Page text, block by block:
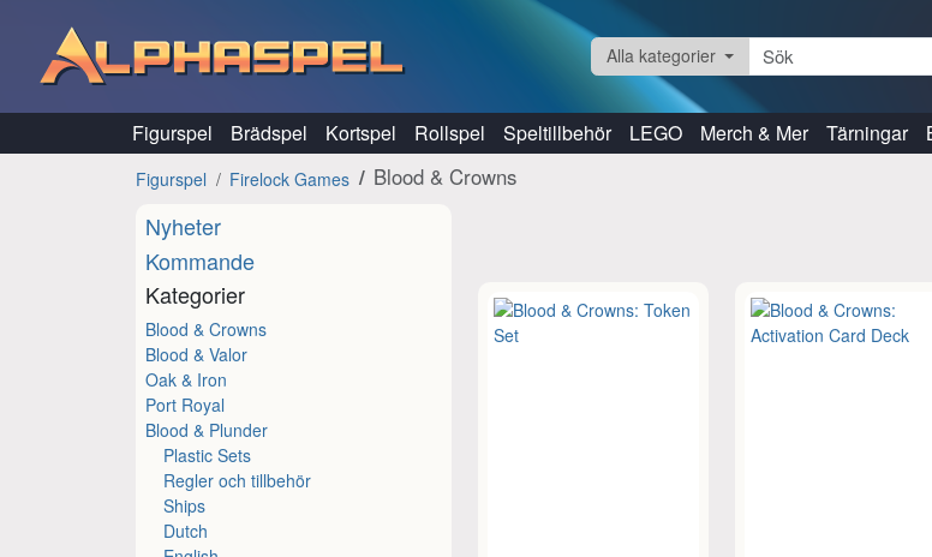
Alla kategorier
Figurspel Brädspel Kortspel Rollspel Speltillbehör LEGO Merch & Mer Tärningar
Figurspel Firelock Games Blood & Crowns
Nyheter
Kommande
Kategorier
Blood & Crowns
Blood & Valor
Oak & Iron
Port Royal
Blood & Plunder
Plastic Sets
Regler och tillbehör
Ships
Dutch